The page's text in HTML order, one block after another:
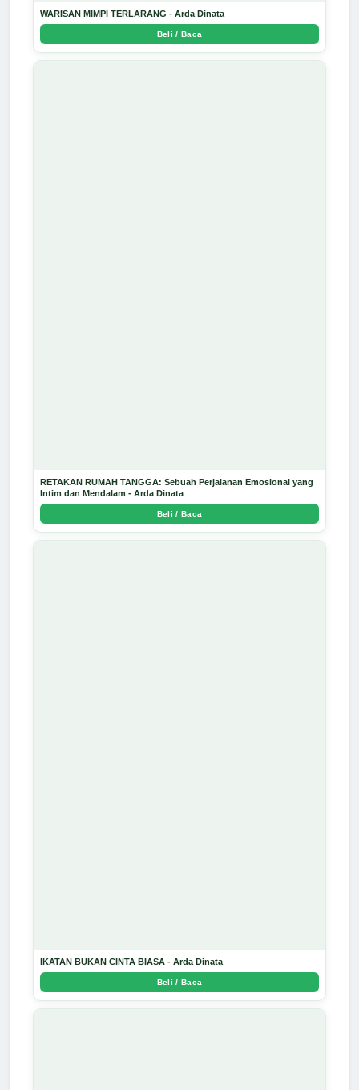
WARISAN MIMPI TERLARANG - Arda Dinata
Beli / Baca
RETAKAN RUMAH TANGGA: Sebuah Perjalanan Emosional yang
Intim dan Mendalam - Arda Dinata
Beli / Baca
IKATAN BUKAN CINTA BIASA - Arda Dinata
Beli / Baca